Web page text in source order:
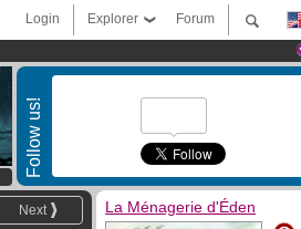
Forum
Explorer
Login
Follow us!
Next La Ménagerie d'Éden